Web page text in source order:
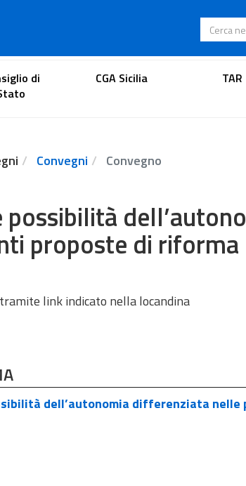
Cerca
Portale dell'avvocato
di
CGA Sicilia TAR
Convegni Convegno
possibilità
proposte di riforma
link indicato nella locandina
dell’autonomia differenziata